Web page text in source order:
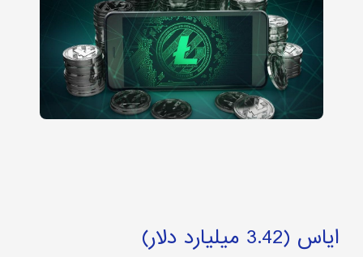
ایاس (3.42 میلیارد دلار)